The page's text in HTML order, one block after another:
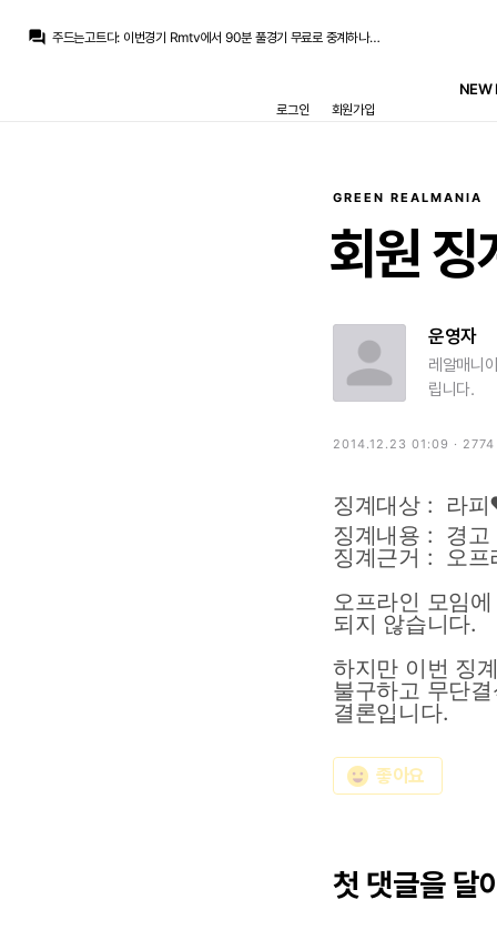
question_answer 주드는고트다: 이번경기 Rmtv에서 90분 풀경기 무료로 중계하나요 전에는 전반만 중계하길래…
루닌; 둠, 조안, 리바스, 카레; 발, 빙; 브라힘, 귈레르, 시리아; 엔드릭.
NEW
로그인 회원가입
GREEN REALMANIA
회원 징
운영자
레알매니
립니다.
2014.12.23 01:09 · 2774
징계대상 : 라
징계내용 : 경고
징계근거 : 오
오프라인 모임에
되지 않습니다.
하지만 이번 징
불구하고 무단
결론입니다.
emoji_emotions 좋아요
첫 댓글을 달